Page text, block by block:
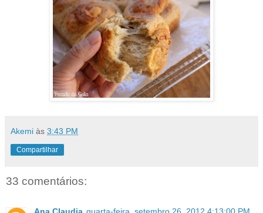
Akemi às 3:43 PM
Compartilhar
33 comentários: